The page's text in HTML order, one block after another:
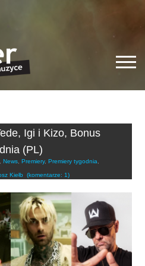
Igi i Kizo, Bonus
(PL)
, News, Premiery, Premiery tygodnia,
Kiełb (komentarze: 1)